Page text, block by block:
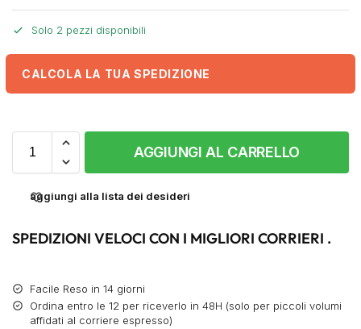
Solo 2 pezzi disponibili
CALCOLA LA TUA SPEDIZIONE
AGGIUNGI AL CARRELLO
aggiungi alla lista dei desideri
SPEDIZIONI VELOCI CON I MIGLIORI CORRIERI .
Facile Reso in 14 giorni
Ordina entro le 12 per riceverlo in 48H (solo per piccoli volumi
affidati al corriere espresso)